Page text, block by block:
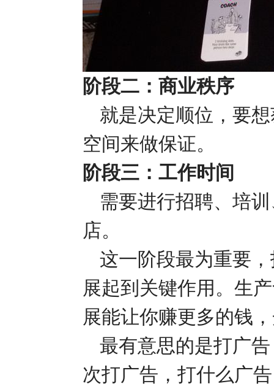
阶段二：商业秩序
就是决定顺位，要
空间来做保证。
阶段三：工作时间
需要进行招聘、培
店。
这一阶段最为重要
展起到关键作用。生
展能让你赚更多的钱
最有意思的是打广
次打广告，打什么广